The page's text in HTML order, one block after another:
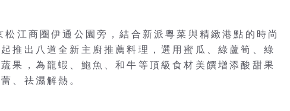
松江商圈伊通公園旁，結合新派粵菜與精緻港點的時尚
推出八道全新主廚推薦料理，選用蜜瓜、綠蘆筍、綠
果，為龍蝦、鮑魚、和牛等頂級食材美饌增添酸甜果
、祛濕解熱。